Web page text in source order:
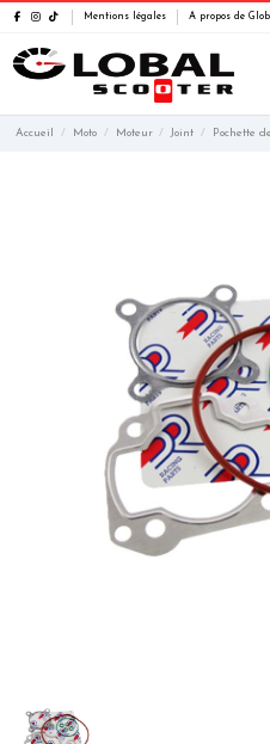
Mentions légales A propos de
Accueil Moto Moteur Joint Pochette